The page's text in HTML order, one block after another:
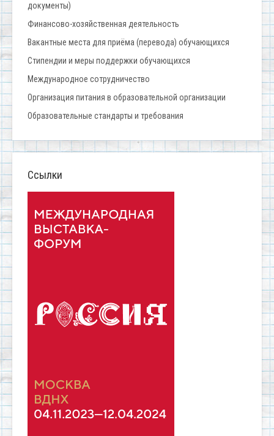
документы)
Финансово-хозяйственная деятельность
Вакантные места для приёма (перевода) обучающихся
Стипендии и меры поддержки обучающихся
Международное сотрудничество
Организация питания в образовательной организации
Образовательные стандарты и требования
Ссылки